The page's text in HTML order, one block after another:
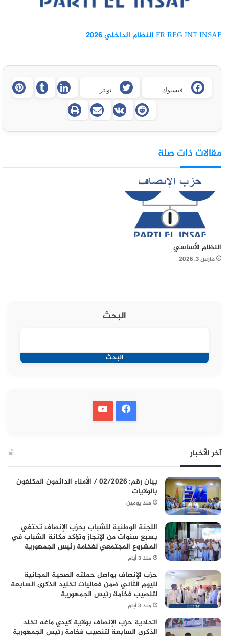
FR REG INT INSAF النظام الداخلي 2026
فيسبوك تويتر
مقالات ذات صلة
النظام الأساسي
مارس 3, 2026
البحث
البحث
آخر الأخبار
بيان رقم: 02/2026 / الأمناء الدائمون المكلفون
بالولايات
منذ يومين
اللجنة الوطنية للشباب بحزب الإنصاف تحتفي
بسبع سنوات من الإنجاز وتؤكد مكانة الشباب في
المشروع المجتمعي لفخامة رئيس الجمهورية
منذ 3 أيام
حزب الإنصاف يواصل حملته الصحية المجانية
لليوم الثاني ضمن فعاليات تخليد الذكرى السابعة
لتنصيب فخامة رئيس الجمهورية
منذ 3 أيام
اتحادية حزب الإنصاف بولاية كيدي ماغه تخلد
الذكرى السابعة لتنصيب فخامة رئيس الجمهورية